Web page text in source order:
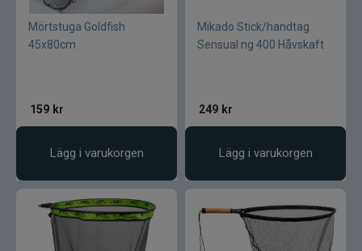
Mörtstuga Goldfish
45x80cm
159 kr
Lägg i varukorgen
Mikado Stick/handtag
Sensual ng 400 Håvskaft
249 kr
Lägg i varukorgen